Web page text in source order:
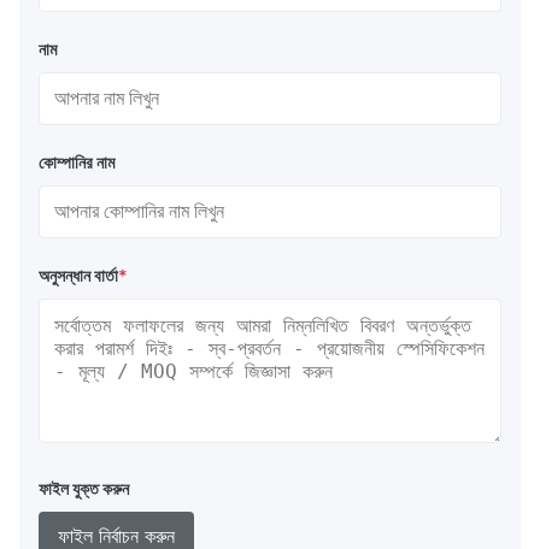
নাম
কোম্পানির নাম
অনুসন্ধান বার্তা*
ফাইল যুক্ত করুন
ফাইল নির্বাচন করুন